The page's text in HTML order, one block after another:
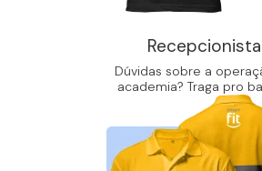
Recepcionista
Dúvidas sobre a
academia? Traga pro